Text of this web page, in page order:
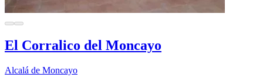
El Corralico del Moncayo
Alcalá de Moncayo